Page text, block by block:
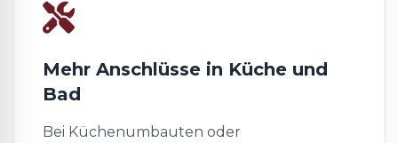
Mehr Anschlüsse in Küche und
Bad
Bei Küchenumbauten oder